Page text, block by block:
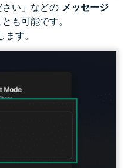
さい」などの メッセージ
も可能です。
ます。